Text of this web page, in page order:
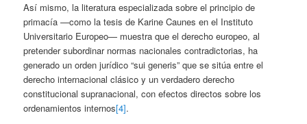
Así mismo, la literatura especializada sobre el principio de
primacía —como la tesis de Karine Caunes en el Instituto
Universitario Europeo— muestra que el derecho europeo, al
pretender subordinar normas nacionales contradictorias, ha
generado un orden jurídico “sui generis” que se sitúa entre el
derecho internacional clásico y un verdadero derecho
constitucional supranacional, con efectos directos sobre los
ordenamientos internos[4].